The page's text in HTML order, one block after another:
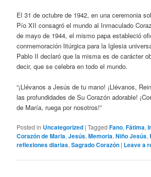
El 31 de octubre de 1942, en una ceremonia
Pío XII consagró el mundo al Inmaculado
de mayo de 1944, el mismo papa estableció
conmemoración litúrgica para la Iglesia
Pablo II declaró que la misma es de carácter
decir, que se celebra en todo el mundo.
“¡Llévanos a Jesús de tu mano! ¡Llévanos,
las profundidades de Su Corazón adorable!
de María, ruega por nosotros!”
Posted in Uncategorized |Tagged Fano,Fátima,
Corazón de Maria,Jesús,Memoria,Niño Jesús,
reflexiones diarias,Sagrado Corazón | Leave a